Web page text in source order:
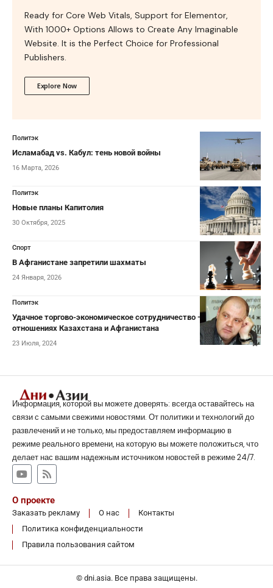
Ready for Core Web Vitals, Support for Elementor,
With 1000+ Options Allows to Create Any Imaginable
Website. It is the Perfect Choice for Professional
Publishers.
Explore Now
Политэк
Исламабад vs. Кабул: тень новой войны
16 Марта, 2026
Политэк
Новые планы Капитолия
30 Октября, 2025
Спорт
В Афганистане запретили шахматы
24 Января, 2026
Политэк
Удачное торгово-экономическое сотрудничество — политолог об
отношениях Казахстана и Афганистана
23 Июля, 2024
Информация, которой вы можете доверять: всегда оставайтесь на
связи с самыми свежими новостями. От политики и технологий до
развлечений и не только, мы предоставляем информацию в
режиме реального времени, на которую вы можете положиться, что
делает нас вашим надежным источником новостей в режиме 24/7.
О проекте
Заказать рекламу О нас
Контакты
Политика конфиденциальности
Правила пользования сайтом
© dni.asia. Все права защищены.